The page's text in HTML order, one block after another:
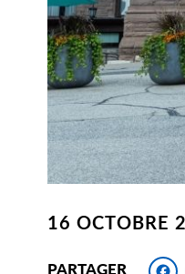
16 OCTOBRE
PARTAGER